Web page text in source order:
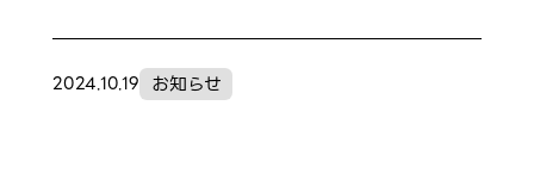
2024.10.19 お知らせ